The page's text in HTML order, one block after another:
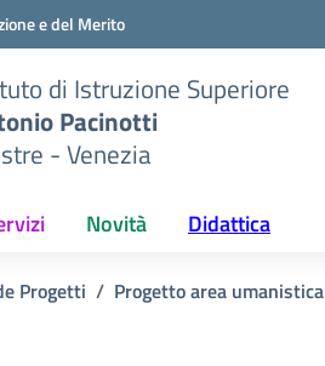
e del Merito
di Istruzione Superiore
Pacinotti
- Venezia
Novità Didattica
Progetti Progetto area umanistica